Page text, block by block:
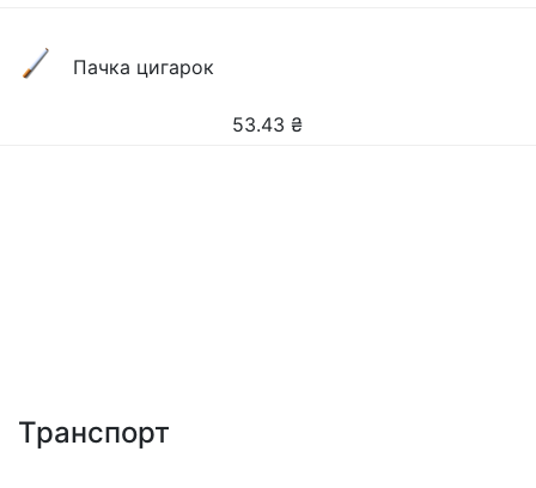
Пачка цигарок
53.43 ₴
Транспорт